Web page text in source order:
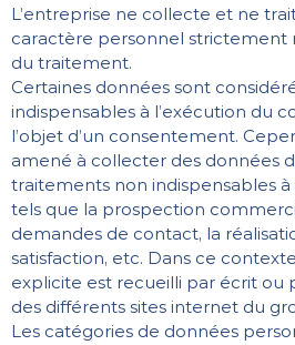
L’entreprise ne collecte et ne
caractère personnel strictement
du traitement.
Certaines données sont
indispensables à l’exécution du
l’objet d’un consentement.
amené à collecter des données
traitements non indispensables à
tels que la prospection
demandes de contact, la
satisfaction, etc. Dans ce
explicite est recueilli par écrit ou
des différents sites internet du
Les catégories de données